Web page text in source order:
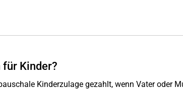
für Kinder?
Kinderzulage gezahlt, wenn Vater oder